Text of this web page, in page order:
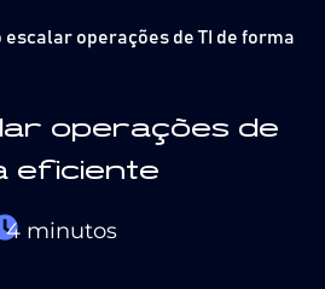
escalar operações de TI de forma
operações de
eficiente
4 minutos